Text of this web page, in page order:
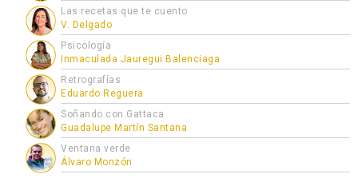
Las recetas que te cuento
V. Delgado
Psicología
Inmaculada Jauregui Balenciaga
Retrografías
Eduardo Reguera
Soñando con Gattaca
Guadalupe Martín Santana
Ventana verde
Álvaro Monzón